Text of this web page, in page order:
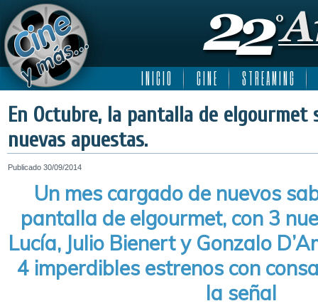
I N I C I O C I N E S T R E A M I N G
En Octubre, la pantalla de elgourmet
nuevas apuestas.
Publicado 30/09/2014
Un mes cargado de nuevos
pantalla de elgourmet, con 3
Lucía, Julio Bienert y Gonzalo
4 imperdibles estrenos con
la señal